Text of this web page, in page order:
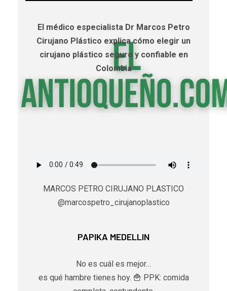
El médico especialista Dr Marcos Petro
Cirujano Plástico explica cómo elegir un
cirujano plástico seguro y confiable en
Colombia
MARCOS PETRO CIRUJANO PLASTICO
@marcospetro_cirujanoplastico
PAPIKA MEDELLIN
No es cuál es mejor…
es qué hambre tienes hoy. 🍟 PPK: comida